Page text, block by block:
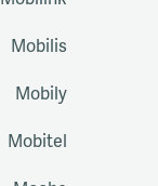
Mobilis
Mobily
Mobitel